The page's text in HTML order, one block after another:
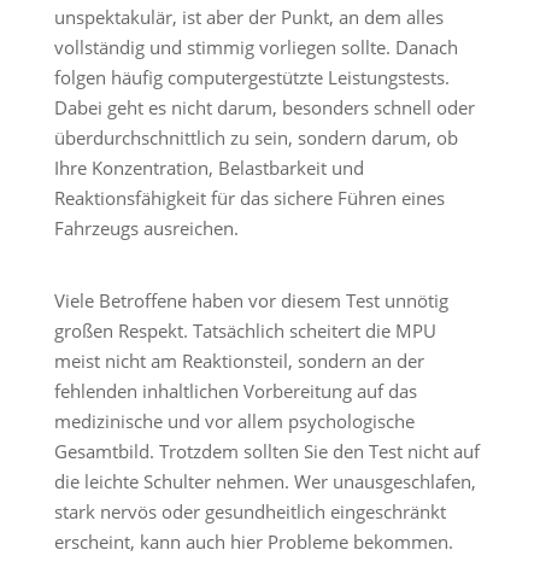
unspektakulär, ist aber der Punkt, an dem alles
vollständig und stimmig vorliegen sollte. Danach
folgen häufig computergestützte Leistungstests.
Dabei geht es nicht darum, besonders schnell oder
überdurchschnittlich zu sein, sondern darum, ob
Ihre Konzentration, Belastbarkeit und
Reaktionsfähigkeit für das sichere Führen eines
Fahrzeugs ausreichen.
Viele Betroffene haben vor diesem Test unnötig
großen Respekt. Tatsächlich scheitert die MPU
meist nicht am Reaktionsteil, sondern an der
fehlenden inhaltlichen Vorbereitung auf das
medizinische und vor allem psychologische
Gesamtbild. Trotzdem sollten Sie den Test nicht auf
die leichte Schulter nehmen. Wer unausgeschlafen,
stark nervös oder gesundheitlich eingeschränkt
erscheint, kann auch hier Probleme bekommen.